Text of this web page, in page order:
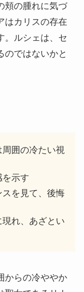
頬の腫れに気づ
はカリスの存在
。ルシェは、セ
のではないかと
囲の冷たい視
を示す
スを見て、後悔
れ、あざとい
からの冷ややか